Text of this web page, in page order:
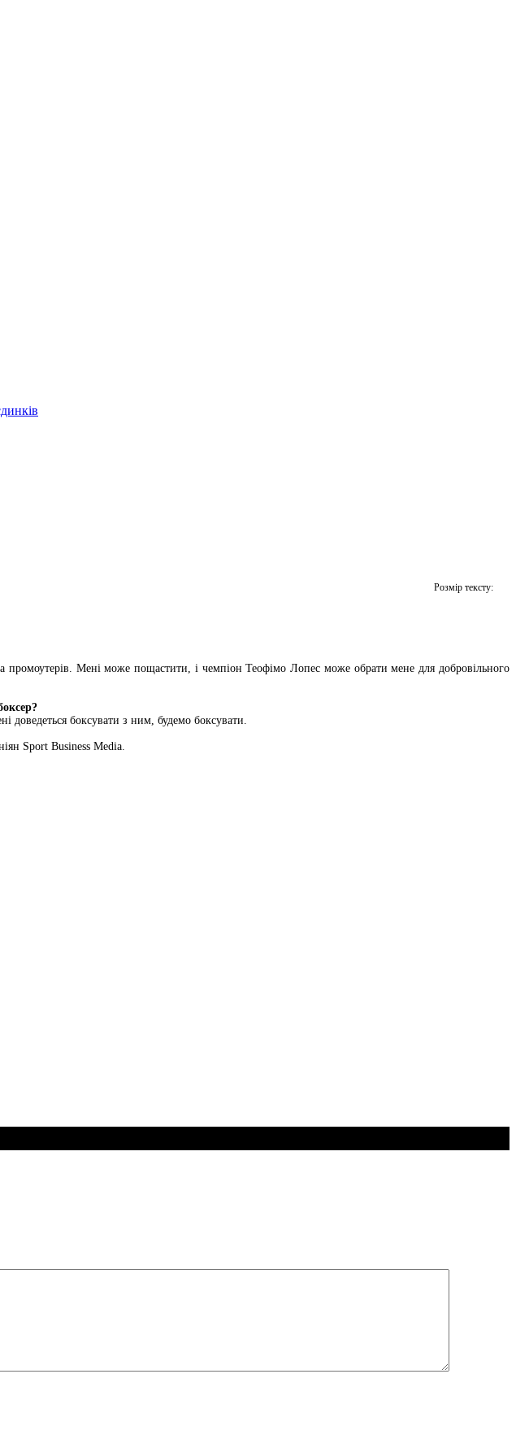
Розмір тексту:
промоутерів. Мені може пощастити, і чемпіон Теофімо Лопес може обрати мене для добровільного
боксувати з ним, будемо боксувати.
Sport Business Media.